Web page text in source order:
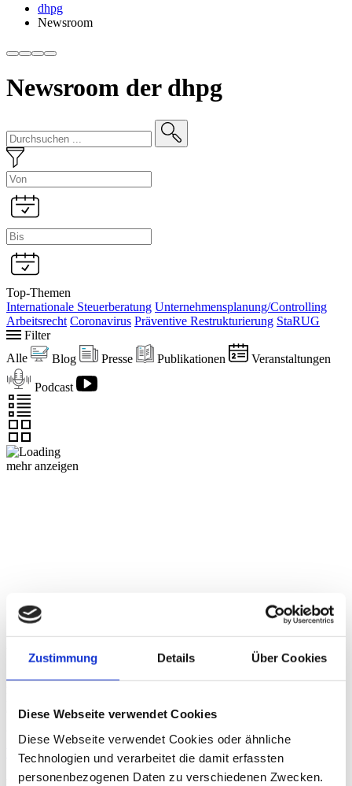
Zustimmung Details Über Cookies
Diese Webseite verwendet Cookies
Diese Webseite verwendet Cookies oder ähnliche
Technologien und verarbeitet die damit erfassten
personenbezogenen Daten zu verschiedenen Zwecken.
dhpg
Newsroom
Newsroom der dhpg
Top-Themen
Internationale Steuerberatung Unternehmensplanung/Controlling
Arbeitsrecht Coronavirus Präventive Restrukturierung StaRUG
Filter
Alle
Blog Presse Publikationen Veranstaltungen
Podcast
mehr anzeigen
Über die dhpg
An unseren 18 Standorten beraten wir mit über 1.200
Großunternehmen, Verwaltungen der öffentlichen Hand ebenso wie
Weitere Informationen